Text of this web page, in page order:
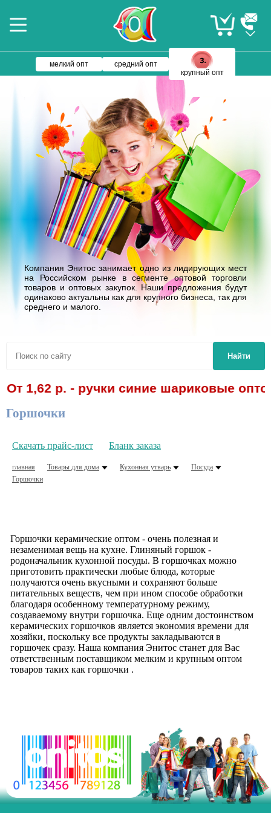
мелкий опт
средний опт
крупный опт
Компания Энитос занимает одно из лидирующих мест
на Российском рынке в сегменте оптовой торговли
товаров и оптовых закупок. Наши предложения будут
одинаково актуальны как для крупного бизнеса, так для
среднего и малого.
Найти
1,62 р. - ручки синие шариковые
Горшочки
Скачать прайс-лист Бланк заказа
главная Товары для дома Кухонная утварь
Посуда
Горшочки
Горшочки керамические оптом - очень полезная и
незаменимая вещь на кухне. Глиняный горшок -
родоначальник кухонной посуды. В горшочках можно
приготовить практически любые блюда, которые
получаются очень вкусными и сохраняют больше
питательных веществ, чем при ином способе обработки
благодаря особенному температурному режиму,
создаваемому внутри горшочка. Еще одним достоинством
керамических горшочков является экономия времени для
хозяйки, поскольку все продукты закладываются в
горшочек сразу. Наша компания Энитос станет для Вас
ответственным поставщиком мелким и крупным оптом
товаров таких как горшочки .